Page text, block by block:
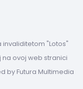
"Lotos"
na ovoj web stranici
by Futura Multimedia